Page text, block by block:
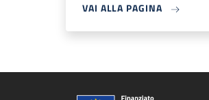
VAI ALLA PAGINA